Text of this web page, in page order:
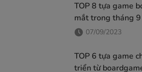
TOP 8 tựa game bom tấn cực hay ra
mắt trong tháng
07/09/2023
TOP 6 tựa game
triển từ